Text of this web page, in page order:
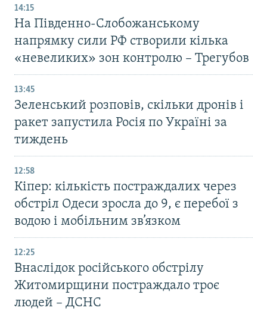
14:15
На Південно-Слобожанському
напрямку сили РФ створили кілька
«невеликих» зон контролю – Трегубов
13:45
Зеленський розповів, скільки дронів і
ракет запустила Росія по Україні за
тиждень
12:58
Кіпер: кількість постраждалих через
обстріл Одеси зросла до 9, є перебої з
водою і мобільним зв’язком
12:25
Внаслідок російського обстрілу
Житомирщини постраждало троє
людей – ДСНС